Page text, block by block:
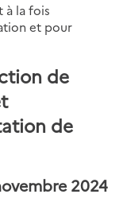
à la fois
et pour
de
de
2024